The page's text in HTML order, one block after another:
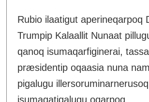
Rubio ilaatigut aperineqarpoq
Trumpip Kalaallit Nunaat
qanoq isumaqarfiginerai,
præsidentip oqaasia nuna
pigalugu illersoruminarnerusoq
isumaqatigalugu oqarpoq.